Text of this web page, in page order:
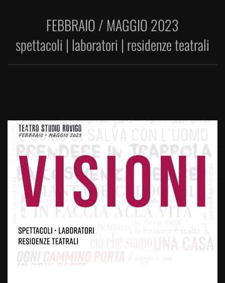
FEBBRAIO / MAGGIO 2023
spettacoli | laboratori | residenze teatrali